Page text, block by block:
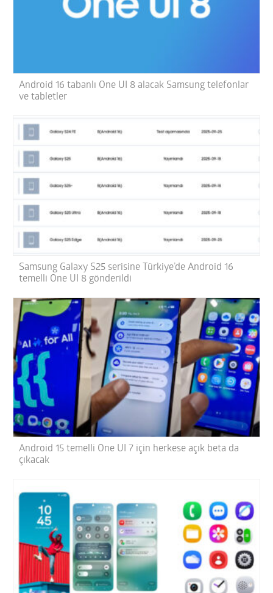
Android 16 tabanlı One UI 8 alacak Samsung telefonlar
ve tabletler
Samsung Galaxy S25 serisine Türkiye’de Android 16
temelli One UI 8 gönderildi
Android 15 temelli One UI 7 için herkese açık beta da
çıkacak